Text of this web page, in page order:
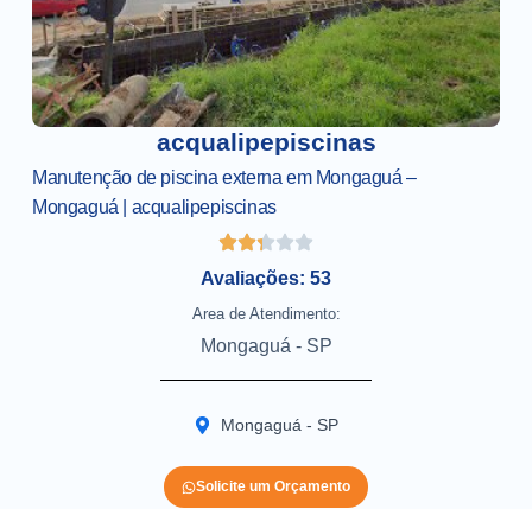
acqualipepiscinas
Manutenção de piscina externa em Mongaguá –
Mongaguá | acqualipepiscinas
Avaliações: 53
Area de Atendimento:
Mongaguá - SP
Mongaguá - SP
Solicite um Orçamento